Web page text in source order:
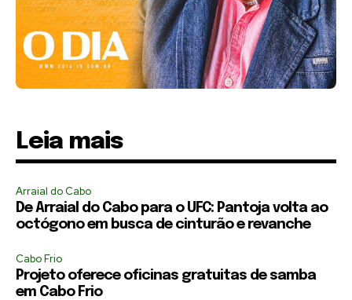
Leia mais
Arraial do Cabo
De Arraial do Cabo para o UFC: Pantoja volta ao
octógono em busca de cinturão e revanche
Cabo Frio
Projeto oferece oficinas gratuitas de samba
em Cabo Frio